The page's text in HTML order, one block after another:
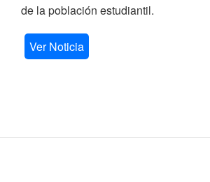
de la población estudiantil.
Ver Noticia